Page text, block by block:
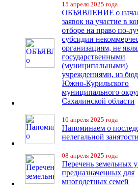
15 апреля 2025 года
ОБЪЯВЛЕНИЕ о
заявок на участие в
отборе на право по-
субсидии
организациям, не
государственными
(муниципальными)
учреждениями, из
Южно-Курильского
муниципального
Сахалинской области
10 апреля 2025 года
Напоминаем о
нелегальной занятости
08 апреля 2025 года
Перечень земельных
предназначенных для
многодетных семей